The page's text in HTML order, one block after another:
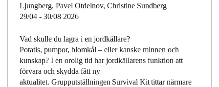
Ljungberg, Pavel Otdelnov, Christine Sundberg
29/04 - 30/08 2026
Vad skulle du lagra i en jordkällare?
Potatis, pumpor, blomkål – eller kanske minnen och
kunskap? I en orolig tid har jordkällarens funktion att
förvara och skydda fått ny
aktualitet. Grupputställningen Survival Kit tittar närmare